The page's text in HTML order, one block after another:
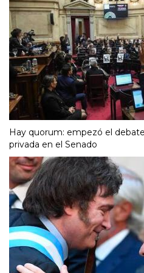
Hay quorum: empezó el
privada en el Senado